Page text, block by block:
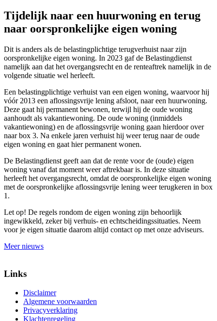
Tijdelijk naar een huurwoning en terug
naar oorspronkelijke eigen woning
Dit is anders als de belastingplichtige terugverhuist naar zijn
oorspronkelijke eigen woning. In 2023 gaf de Belastingdienst
namelijk aan dat het overgangsrecht en de renteaftrek namelijk in de
volgende situatie wel herleeft.
Een belastingplichtige verhuist van een eigen woning, waarvoor hij
vóór 2013 een aflossingsvrije lening afsloot, naar een huurwoning.
Deze gaat hij permanent bewonen, terwijl hij de oude woning
aanhoudt als vakantiewoning. De oude woning (inmiddels
vakantiewoning) en de aflossingsvrije woning gaan hierdoor over
naar box 3. Na enkele jaren verhuist hij weer terug naar de oude
eigen woning en gaat hier permanent wonen.
De Belastingdienst geeft aan dat de rente voor de (oude) eigen
woning vanaf dat moment weer aftrekbaar is. In deze situatie
herleeft het overgangsrecht, omdat de oorspronkelijke eigen woning
met de oorspronkelijke aflossingsvrije lening weer terugkeren in box
1.
Let op! De regels rondom de eigen woning zijn behoorlijk
ingewikkeld, zeker bij verhuis- en echtscheidingssituaties. Neem
voor je eigen situatie daarom altijd contact op met onze adviseurs.
Meer nieuws
Links
Disclaimer
Algemene voorwaarden
Privacyverklaring
Klachtenregeling